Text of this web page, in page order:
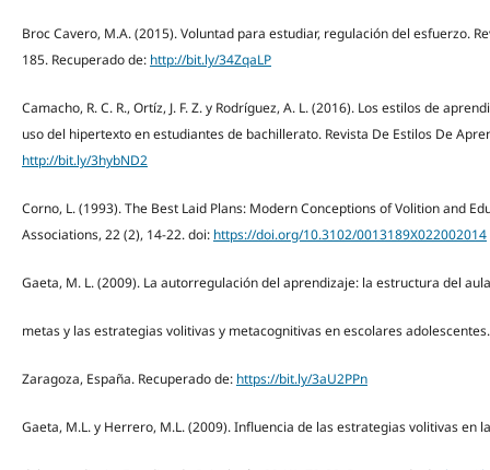
Broc Cavero, M.A. (2015). Voluntad para estudiar, regulación del esfuerzo.
185. Recuperado de: http://bit.ly/34ZqaLP
Camacho, R. C. R., Ortíz, J. F. Z. y Rodríguez, A. L. (2016). Los estilos de
uso del hipertexto en estudiantes de bachillerato. Revista De Estilos De
http://bit.ly/3hybND2
Corno, L. (1993). The Best Laid Plans: Modern Conceptions of Volition and
Associations, 22 (2), 14-22. doi: https://doi.org/10.3102/0013189X022002014
Gaeta, M. L. (2009). La autorregulación del aprendizaje: la estructura del
metas y las estrategias volitivas y metacognitivas en escolares
Zaragoza, España. Recuperado de: https://bit.ly/3aU2PPn
Gaeta, M.L. y Herrero, M.L. (2009). Influencia de las estrategias volitivas en